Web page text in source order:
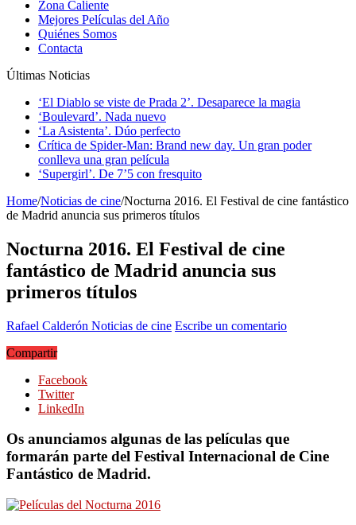
Zona Caliente
Mejores Películas del Año
Quiénes Somos
Contacta
Últimas Noticias
‘El Diablo se viste de Prada 2’. Desaparece la magia
‘Boulevard’. Nada nuevo
‘La Asistenta’. Dúo perfecto
Crítica de Spider-Man: Brand new day. Un gran poder
conlleva una gran película
‘Supergirl’. De 7’5 con fresquito
Home/Noticias de cine/Nocturna 2016. El Festival de cine fantástico
de Madrid anuncia sus primeros títulos
Nocturna 2016. El Festival de cine
fantástico de Madrid anuncia sus
primeros títulos
Rafael Calderón Noticias de cine Escribe un comentario
Compartir
Facebook
Twitter
LinkedIn
Os anunciamos algunas de las películas que
formarán parte del Festival Internacional de Cine
Fantástico de Madrid.